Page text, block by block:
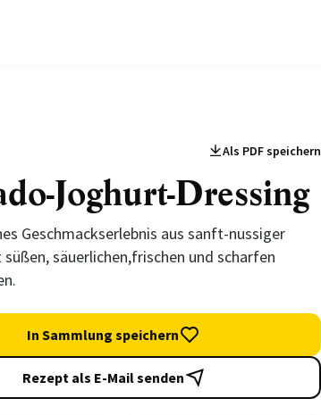
Als PDF speichern
Joghurt-Dressing
Geschmackserlebnis aus sanft-nussiger
säuerlichen,frischen und scharfen
In Sammlung speichern
Rezept als E-Mail senden